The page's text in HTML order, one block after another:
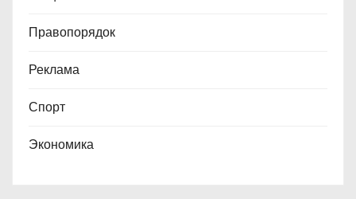
Правопорядок
Реклама
Спорт
Экономика